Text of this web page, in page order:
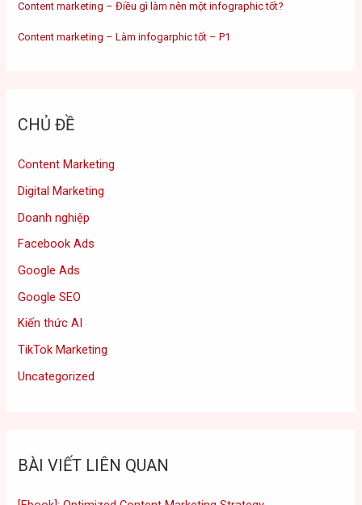
Content marketing – Điều gì làm nên một infographic tốt?
Content marketing – Làm infogarphic tốt – P1
CHỦ ĐỀ
Content Marketing
Digital Marketing
Doanh nghiệp
Facebook Ads
Google Ads
Google SEO
Kiến thức AI
TikTok Marketing
Uncategorized
BÀI VIẾT LIÊN QUAN